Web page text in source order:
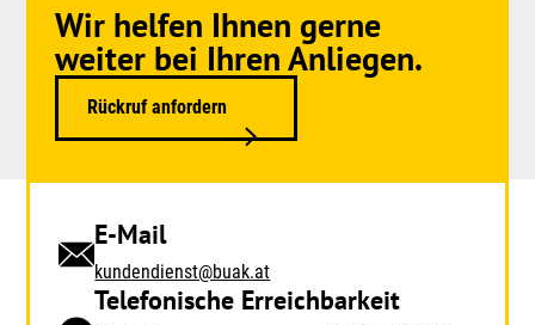
Wir helfen Ihnen gerne
weiter bei Ihren Anliegen.
Rückruf anfordern
E-Mail
kundendienst@buak.at
Telefonische Erreichbarkeit